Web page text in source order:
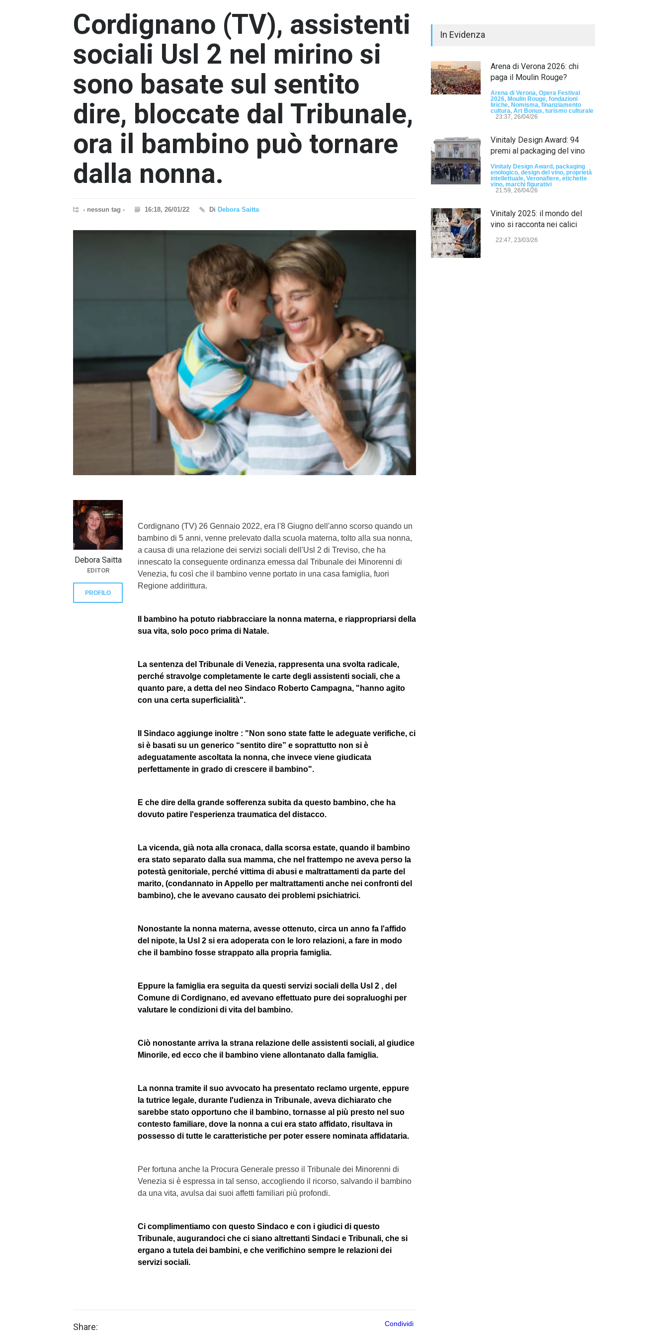
"Il Passaporto di Fausto Angelo Coppi" il
Premio Internazionale, dedicato a Giovanni
- nessun tag - 23:24, 24/07/26
Cordignano (TV), assistenti
sociali Usl 2 nel mirino si
sono basate sul sentito
dire, bloccate dal Tribunale,
ora il bambino può tornare
dalla nonna.
- nessun tag - 16:18, 26/01/22 Di Debora Saitta
Cordignano (TV) 26 Gennaio 2022, era l'8 Giugno dell'anno scorso quando un
bambino di 5 anni, venne prelevato dalla scuola materna, tolto alla sua nonna,
a causa di una relazione dei servizi sociali dell'Usl 2 di Treviso, che ha
innescato la conseguente ordinanza emessa dal Tribunale dei Minorenni di
Venezia, fu così che il bambino venne portato in una casa famiglia, fuori
Regione addirittura.
Il bambino ha potuto riabbracciare la nonna materna, e riappropriarsi della
sua vita, solo poco prima di Natale.
La sentenza del Tribunale di Venezia, rappresenta una svolta radicale,
perché stravolge completamente le carte degli assistenti sociali, che a
quanto pare, a detta del neo Sindaco Roberto Campagna, "hanno agito
con una certa superficialità".
Il Sindaco aggiunge inoltre : "Non sono state fatte le adeguate verifiche, ci
si è basati su un generico “sentito dire” e soprattutto non si è
adeguatamente ascoltata la nonna, che invece viene giudicata
perfettamente in grado di crescere il bambino".
E che dire della grande sofferenza subita da questo bambino, che ha
dovuto patire l'esperienza traumatica del distacco.
La vicenda, già nota alla cronaca, dalla scorsa estate, quando il bambino
era stato separato dalla sua mamma, che nel frattempo ne aveva perso la
potestà genitoriale, perché vittima di abusi e maltrattamenti da parte del
marito, (condannato in Appello per maltrattamenti anche nei confronti del
bambino), che le avevano causato dei problemi psichiatrici.
Nonostante la nonna materna, avesse ottenuto, circa un anno fa l'affido
del nipote, la Usl 2 si era adoperata con le loro relazioni, a fare in modo
che il bambino fosse strappato alla propria famiglia.
Eppure la famiglia era seguita da questi servizi sociali della Usl 2 , del
Comune di Cordignano, ed avevano effettuato pure dei sopraluoghi per
valutare le condizioni di vita del bambino.
Ciò nonostante arriva la strana relazione delle assistenti sociali, al giudice
Minorile, ed ecco che il bambino viene allontanato dalla famiglia.
La nonna tramite il suo avvocato ha presentato reclamo urgente, eppure
la tutrice legale, durante l'udienza in Tribunale, aveva dichiarato che
sarebbe stato opportuno che il bambino, tornasse al più presto nel suo
contesto familiare, dove la nonna a cui era stato affidato, risultava in
possesso di tutte le caratteristiche per poter essere nominata affidataria.
Per fortuna anche la Procura Generale presso il Tribunale dei Minorenni di
Venezia si è espressa in tal senso, accogliendo il ricorso, salvando il bambino
da una vita, avulsa dai suoi affetti familiari più profondi.
Ci complimentiamo con questo Sindaco e con i giudici di questo
Tribunale, augurandoci che ci siano altrettanti Sindaci e Tribunali, che si
ergano a tutela dei bambini, e che verifichino sempre le relazioni dei
servizi sociali.
Debora Saitta
EDITOR
PROFILO
Share: Condividi
In Evidenza
Arena di Verona 2026: chi
paga il Moulin Rouge?
Arena di Verona, Opera Festival
2026, Moulin Rouge, fondazioni
liriche, Nomisma, finanziamento
cultura, Art Bonus, turismo culturale
23:37, 26/04/26
Vinitaly Design Award: 94
premi al packaging del vino
Vinitaly Design Award, packaging
enologico, design del vino, proprietà
intellettuale, Veronafiere, etichette
vino, marchi figurativi
21:59, 26/04/26
Vinitaly 2025: il mondo del
vino si racconta nei calici
22:47, 23/03/26